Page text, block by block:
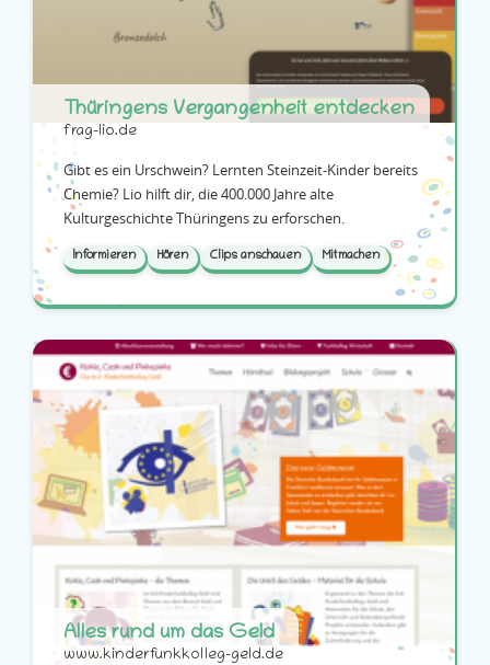
Thüringens Vergangenheit entdecken
frag-lio.de
Gibt es ein Urschwein? Lernten Steinzeit-Kinder bereits
Chemie? Lio hilft dir, die 400.000 Jahre alte
Kulturgeschichte Thüringens zu erforschen.
Informieren Hören Clips anschauen Mitmachen
Alles rund um das Geld
www.kinderfunkkolleg-geld.de